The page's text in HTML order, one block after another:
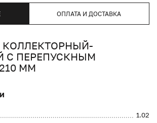
ОПЛАТА И ДОСТАВКА
КОЛЛЕКТОРНЫЙ-
С ПЕРЕПУСКНЫМ
ММ
1.02